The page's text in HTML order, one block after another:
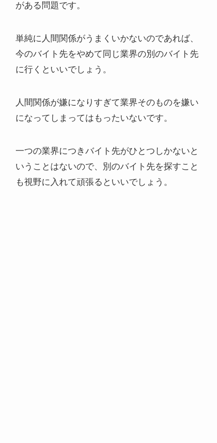
がある問題です。
単純に人間関係がうまくいかないのであれば、
今のバイト先をやめて同じ業界の別のバイト先
に行くといいでしょう。
人間関係が嫌になりすぎて業界そのものを嫌い
になってしまってはもったいないです。
一つの業界につきバイト先がひとつしかないと
いうことはないので、別のバイト先を探すこと
も視野に入れて頑張るといいでしょう。